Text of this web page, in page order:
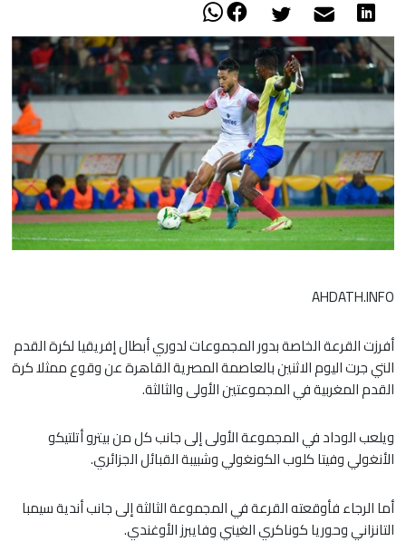
AHDATH.INFO
أفرزت القرعة الخاصة بدور المجموعات لدوري أبطال إفريقيا لكرة القدم
التي جرت اليوم الاثنين بالعاصمة المصرية القاهرة عن وقوع ممثلا كرة
القدم المغربية في المجموعتين الأولى والثالثة.
ويلعب الوداد في المجموعة الأولى إلى جانب كل من بيترو أتلتيكو
الأنغولي وفيتا كلوب الكونغولي وشبيبة القبائل الجزائري.
أما الرجاء فأوقعته القرعة في المجموعة الثالثة إلى جانب أندية سيمبا
التانزاني وحوريا كوناكري الغيني وفايبرز الأوغندي.